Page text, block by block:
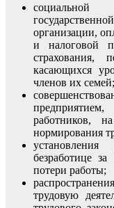
организации,
и налоговой
страхования,
касающихся
членов их семей;
работников,
нормирования
безработице
потери работы;
трудовую